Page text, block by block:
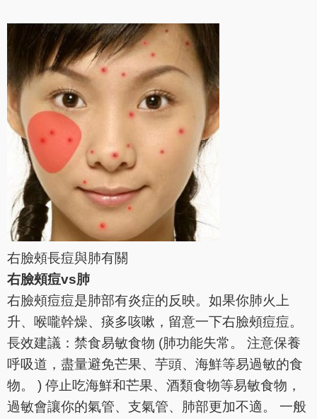
右臉頰長痘與肺有關
右臉頰痘vs肺
右臉頰痘痘是肺部有炎症的反映。如果你肺火上
升、喉嚨幹燥、痰多咳嗽，留意一下右臉頰痘痘。
長效建議：禁食易敏食物 (肺功能失常。 注意保養
呼吸道，盡量避免芒果、芋頭、海鮮等易過敏的食
物。 ) 停止吃海鮮和芒果、酒類食物等易敏食物，
過敏會讓你的氣管、支氣管、肺部更加不適。 一般